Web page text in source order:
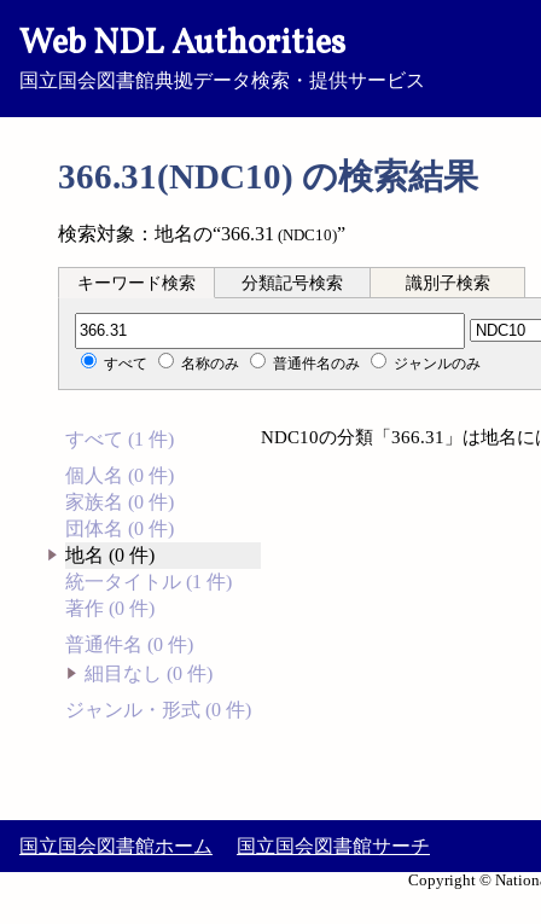
Web NDL Authorities
国立国会図書館典拠データ検索・提供サービス
366.31(NDC10) の検索結果
検索対象：地名の“366.31 (NDC10)”
キーワード検索 分類記号検索 識別子検索
分類記号検索
すべて 名称のみ 普通件名のみ ジャンルのみ
すべて (1 件)
個人名 (0 件)
家族名 (0 件)
団体名 (0 件)
地名 (0 件)
統一タイトル (1 件)
著作 (0 件)
普通件名 (0 件)
細目なし (0 件)
ジャンル・形式 (0 件)
NDC10の分類「366.31」は地名
国立国会図書館ホーム 国立国会図書館サーチ
Copyright ©